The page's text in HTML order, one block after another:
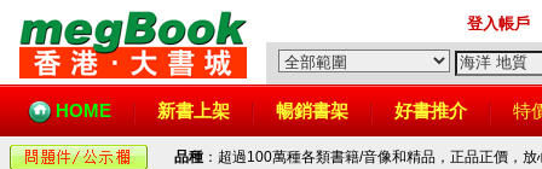
登入帳戶
HOME 新書上架 暢銷書架 好書推介 特
品種 ：超過100萬種各類書籍/音像和精品，正品正價，